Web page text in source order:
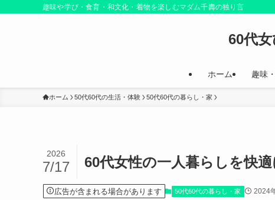
趣味や学び・食育・和文化・着物を楽しむマダム千壽の独り言
60代
ホーム 趣味
ホーム 50代60代の生活・体験 50代60代の暮らし・家
60代女性の一人暮らしを快
2026
7/17
広告が含まれる場合があります 50代60代の暮らし・家 2024